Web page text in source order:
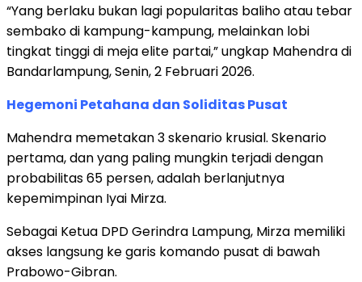
“Yang berlaku bukan lagi popularitas baliho atau tebar
sembako di kampung-kampung, melainkan lobi
tingkat tinggi di meja elite partai,” ungkap Mahendra di
Bandarlampung, Senin, 2 Februari 2026.
Hegemoni Petahana dan Soliditas Pusat
Mahendra memetakan 3 skenario krusial. Skenario
pertama, dan yang paling mungkin terjadi dengan
probabilitas 65 persen, adalah berlanjutnya
kepemimpinan Iyai Mirza.
Sebagai Ketua DPD Gerindra Lampung, Mirza memiliki
akses langsung ke garis komando pusat di bawah
Prabowo-Gibran.